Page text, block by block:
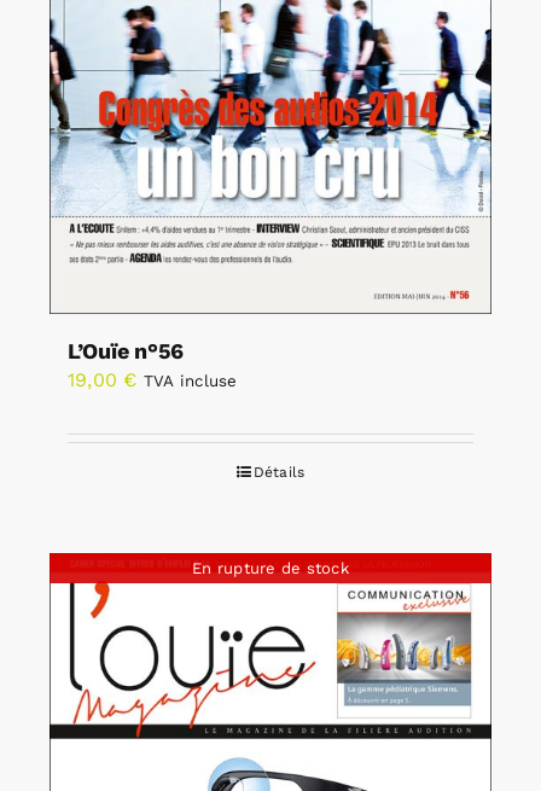
L’Ouïe n°56
19,00 € TVA incluse
Détails
En rupture de stock